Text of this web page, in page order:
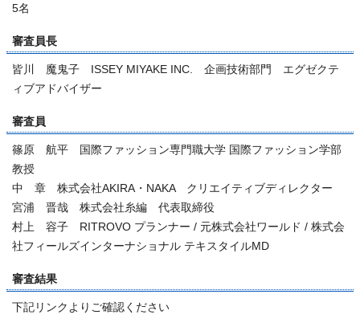
5名
審査員長
皆川 魔鬼子 ISSEY MIYAKE INC. 企画技術部門 エグゼクテ
ィブアドバイザー
審査員
篠原 航平 国際ファッション専門職大学 国際ファッション学部
教授
中 章 株式会社AKIRA・NAKA クリエイティブディレクター
宮浦 晋哉 株式会社糸編 代表取締役
村上 容子 RITROVO プランナー / 元株式会社ワールド / 株式会
社フィールズインターナショナル テキスタイルMD
審査結果
下記リンクよりご確認ください